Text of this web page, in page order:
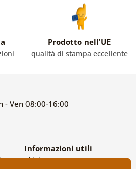
Prodotto nell'UE
qualità di stampa eccellente
- Ven 08:00-16:00
e
Informazioni utili
Chi siamo